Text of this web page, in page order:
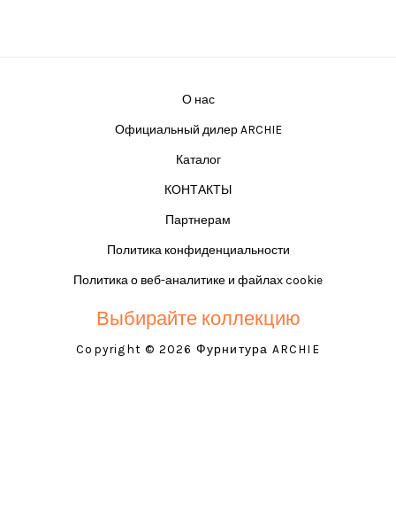
О нас
Официальный дилер ARCHIE
Каталог
КОНТАКТЫ
Партнерам
Политика конфиденциальности
Политика о веб-аналитике и файлах cookie
Выбирайте коллекцию
Copyright © 2026 Фурнитура ARCHIE